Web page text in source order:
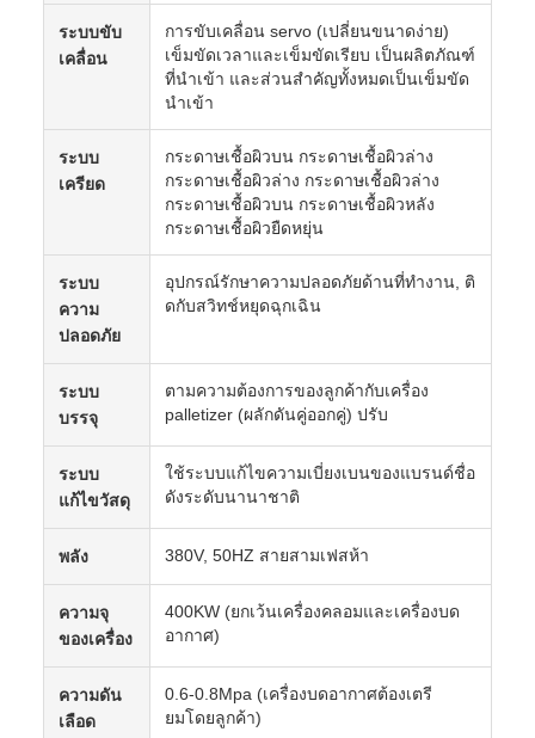
ระบบขับ
เคลื่อน
การขับเคลื่อน servo (เปลี่ยนขนาดง่าย)
เข็มขัดเวลาและเข็มขัดเรียบ เป็นผลิตภัณฑ์
ที่นําเข้า และส่วนสําคัญทั้งหมดเป็นเข็มขัด
นําเข้า
ระบบ
เครียด
กระดาษเชื้อผิวบน กระดาษเชื้อผิวล่าง
กระดาษเชื้อผิวล่าง กระดาษเชื้อผิวล่าง
กระดาษเชื้อผิวบน กระดาษเชื้อผิวหลัง
กระดาษเชื้อผิวยืดหยุ่น
ระบบ
ความ
ปลอดภัย
อุปกรณ์รักษาความปลอดภัยด้านที่ทํางาน, ติ
ดกับสวิทช์หยุดฉุกเฉิน
ระบบ
บรรจุ
ตามความต้องการของลูกค้ากับเครื่อง
palletizer (ผลักดันคู่ออกคู่) ปรับ
ระบบ
แก้ไขวัสดุ
ใช้ระบบแก้ไขความเบี่ยงเบนของแบรนด์ชื่อ
ดังระดับนานาชาติ
พลัง 380V, 50HZ สายสามเฟสห้า
ความจุ
ของเครื่อง
400KW (ยกเว้นเครื่องคลอมและเครื่องบด
อากาศ)
ความดัน
เลือด
0.6-0.8Mpa (เครื่องบดอากาศต้องเตรี
ยมโดยลูกค้า)